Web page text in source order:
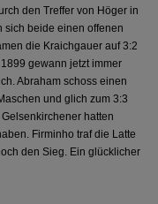
den Treffer von Höger in
sich beide einen offenen
die Kraichgauer auf 3:2
gewann jetzt immer
Abraham schoss einen
und glich zum 3:3
hatten
Firminho traf die Latte
den Sieg. Ein glücklicher